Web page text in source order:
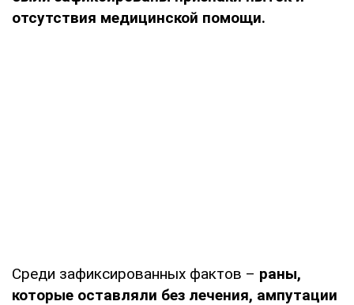
отсутствия медицинской помощи.
Среди зафиксированных фактов – раны,
которые оставляли без лечения, ампутации